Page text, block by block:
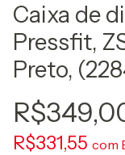
Caixa de
Pressfit,
Preto,
R$331,55 com